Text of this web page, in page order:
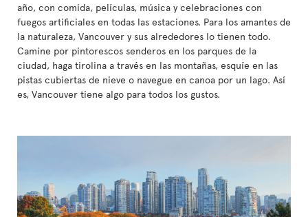
año, con comida, películas, música y celebraciones con
fuegos artificiales en todas las estaciones. Para los amantes de
la naturaleza, Vancouver y sus alrededores lo tienen todo.
Camine por pintorescos senderos en los parques de la
ciudad, haga tirolina a través en las montañas, esquíe en las
pistas cubiertas de nieve o navegue en canoa por un lago. Así
es, Vancouver tiene algo para todos los gustos.